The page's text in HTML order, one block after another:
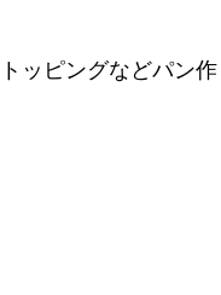
ッピングなどパン